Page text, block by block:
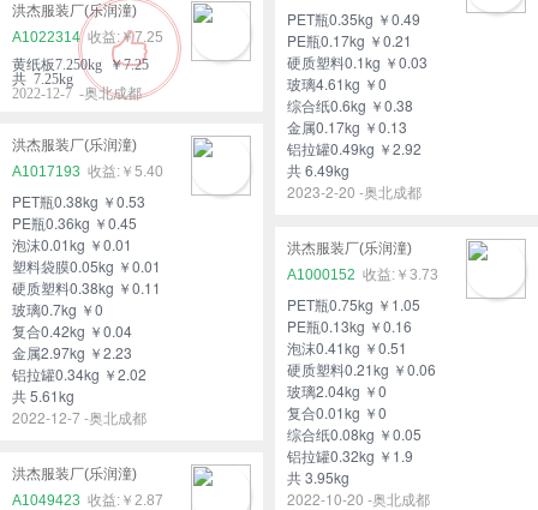
PET瓶0.35kg ￥0.49
PE瓶0.17kg ￥0.21
硬质塑料0.1kg ￥0.03
玻璃4.61kg ￥0
综合纸0.6kg ￥0.38
金属0.17kg ￥0.13
铝拉罐0.49kg ￥2.92
共 6.49kg
2023-2-20 -奥北成都
洪杰服装厂(乐润潼)
A1022314
￥7.25
黄纸板7.250kg ￥7.25
共 7.25kg
2022-12-7 -奥北成都
洪杰服装厂(乐润潼)
A1017193
￥5.40
PET瓶0.38kg ￥0.53
PE瓶0.36kg ￥0.45
泡沫0.01kg ￥0.01
塑料袋膜0.05kg ￥0.01
硬质塑料0.38kg ￥0.11
玻璃0.7kg ￥0
复合0.42kg ￥0.04
金属2.97kg ￥2.23
铝拉罐0.34kg ￥2.02
共 5.61kg
2022-12-7 -奥北成都
洪杰服装厂(乐润潼)
A1000152
￥3.73
PET瓶0.75kg ￥1.05
PE瓶0.13kg ￥0.16
泡沫0.41kg ￥0.51
硬质塑料0.21kg ￥0.06
玻璃2.04kg ￥0
复合0.01kg ￥0
综合纸0.08kg ￥0.05
铝拉罐0.32kg ￥1.9
共 3.95kg
2022-10-20 -奥北成都
洪杰服装厂(乐润潼)
A1049423
￥2.87